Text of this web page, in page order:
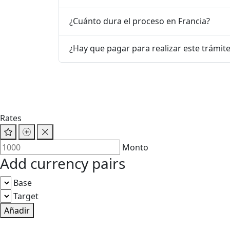
¿Cuánto dura el proceso en Francia?
¿Hay que pagar para realizar este
Rates
Monto
Add currency pairs
Base
Target
Añadir